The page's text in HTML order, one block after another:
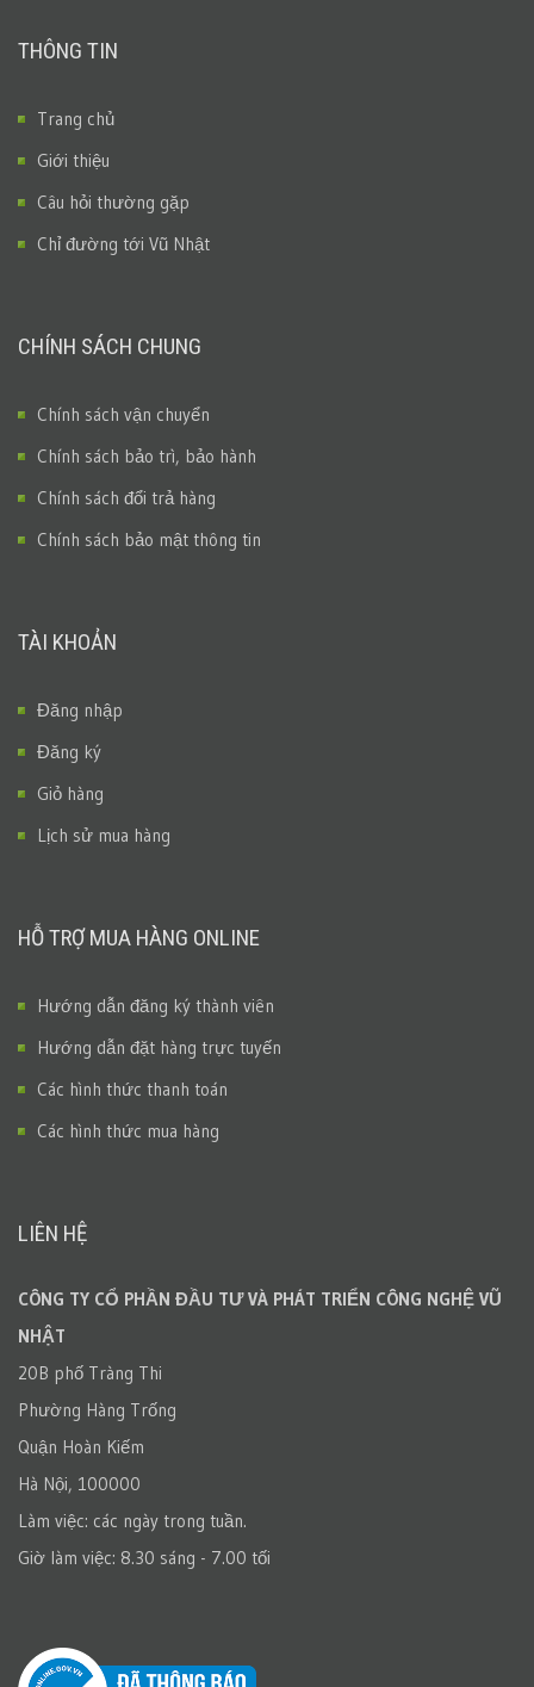
THÔNG TIN
Trang chủ
Giới thiệu
Câu hỏi thường gặp
Chỉ đường tới Vũ Nhật
CHÍNH SÁCH CHUNG
Chính sách vận chuyển
Chính sách bảo trì, bảo hành
Chính sách đổi trả hàng
Chính sách bảo mật thông tin
TÀI KHOẢN
Đăng nhập
Đăng ký
Giỏ hàng
Lịch sử mua hàng
HỖ TRỢ MUA HÀNG ONLINE
Hướng dẫn đăng ký thành viên
Hướng dẫn đặt hàng trực tuyến
Các hình thức thanh toán
Các hình thức mua hàng
LIÊN HỆ
CÔNG TY CỔ PHẦN ĐẦU TƯ VÀ PHÁT TRIỂN CÔNG NGHỆ VŨ
NHẬT
20B phố Tràng Thi
Phường Hàng Trống
Quận Hoàn Kiếm
Hà Nội, 100000
Làm việc: các ngày trong tuần.
Giờ làm việc: 8.30 sáng - 7.00 tối